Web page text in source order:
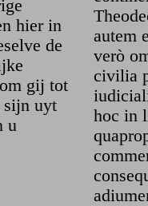
hier in
de
gij tot
sijn uyt
u
autem
verò
civilia
hoc in